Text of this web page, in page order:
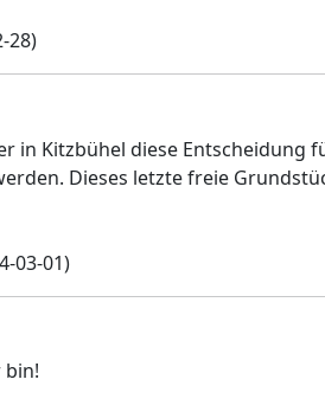
28)
in Kitzbühel diese Entscheidung
Dieses letzte freie
03-01)
bin!